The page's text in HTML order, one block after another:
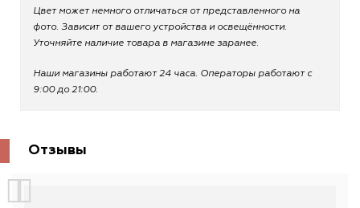
Цвет может немного отличаться от представленного на
фото. Зависит от вашего устройства и освещённости.
Уточняйте наличие товара в магазине заранее.
Наши магазины работают 24 часа. Операторы работают с
9:00 до 21:00.
Отзывы